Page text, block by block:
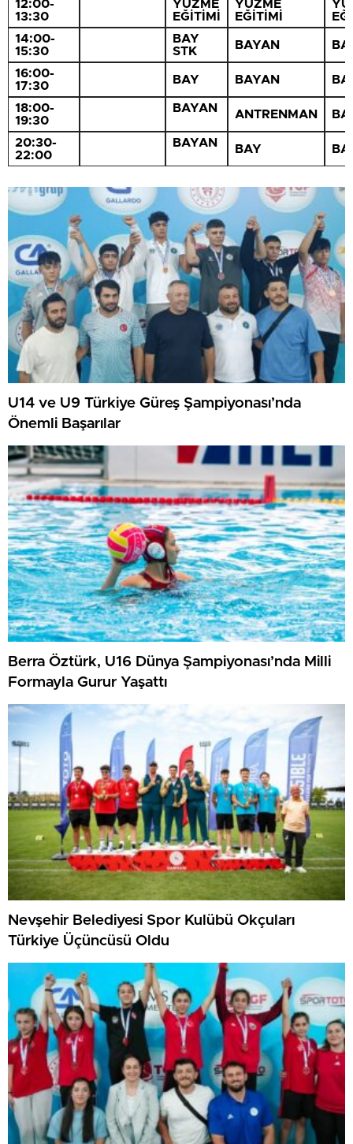
12:00-
13:30
YÜZME
EĞİTİMİ
YÜZME
EĞİTİMİ
14:00-
15:30
BAY
STK
BAYAN
16:00-
17:30
BAY BAYAN
18:00-
19:30
BAYAN ANTRENMAN
20:30-
22:00
BAYAN BAY
U14 ve U9 Türkiye Güreş Şampiyonası’nda
Önemli Başarılar
Berra Öztürk, U16 Dünya Şampiyonası’nda Milli
Formayla Gurur Yaşattı
Nevşehir Belediyesi Spor Kulübü Okçuları
Türkiye Üçüncüsü Oldu